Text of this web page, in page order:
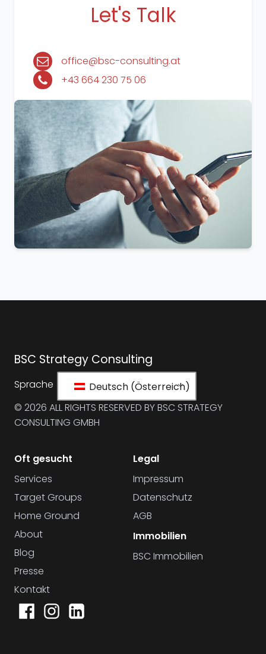
Let's Talk
office@bsc-consulting.at
+43 664 230 75 06
BSC Strategy Consulting
Sprache
Deutsch (Österreich)
© 2026 ALL RIGHTS RESERVED BY BSC STRATEGY
CONSULTING GMBH
Oft gesucht
Services
Target Groups
Home Ground
About
Blog
Presse
Kontakt
Legal
Impressum
Datenschutz
AGB
Immobilien
BSC Immobilien